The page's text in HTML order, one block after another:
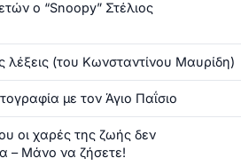
ο “Snoopy” Στέλιος
λέξεις (του Κωνσταντίνου Μαυρίδη)
με τον Άγιο Παΐσιο
οι χαρές της ζωής δεν
– Μάνο να ζήσετε!